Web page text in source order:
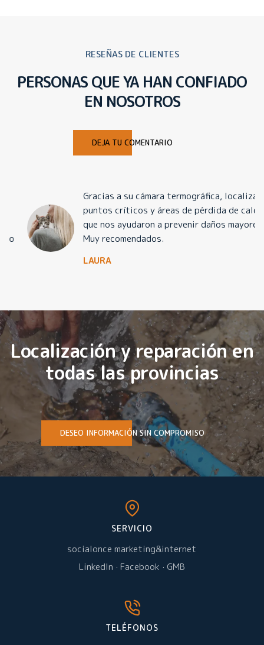
RESEÑAS DE CLIENTES
PERSONAS QUE YA HAN CONFIADO
EN NOSOTROS
DEJA TU COMENTARIO
Gracias a su cámara termográfica, localizaron
puntos críticos y áreas de pérdida de calor
que nos ayudaron a prevenir daños mayores.
Muy recomendados.
LAURA
Localización y reparación en
todas las provincias
DESEO INFORMACIÓN SIN COMPROMISO
SERVICIO
socialonce marketing&internet
LinkedIn · Facebook · GMB
TELÉFONOS